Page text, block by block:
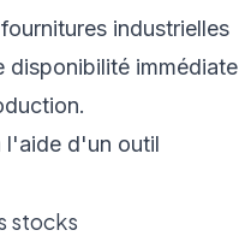
industrielles
disponibilité immédiate
stocks